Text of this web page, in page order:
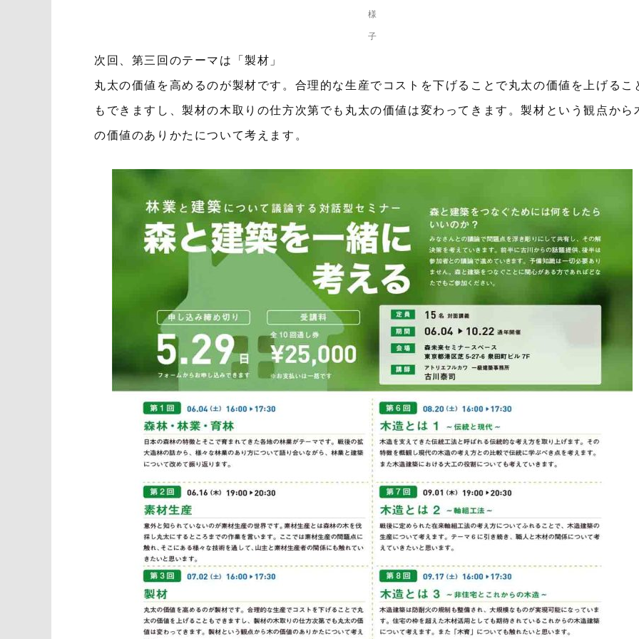
様
子
次回、第三回のテーマは「製材」
丸太の価値を高めるのが製材です。合理的な生産でコストを下げることで丸太の価値を上げるこ
もできますし、製材の木取りの仕方次第でも丸太の価値は変わってきます。製材という観点から
の価値のありかたについて考えます。